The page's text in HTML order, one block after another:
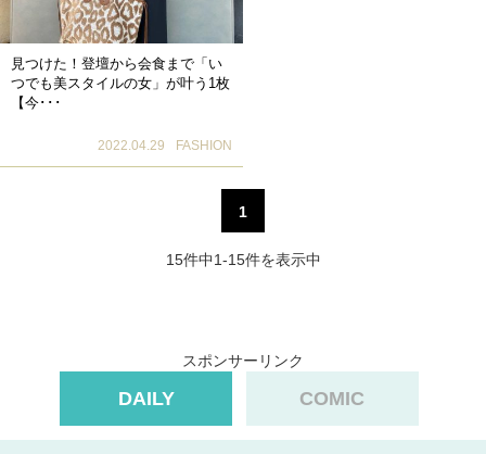
見つけた！登壇から会食まで「い
つでも美スタイルの女」が叶う1枚
【今･･･
2022.04.29 FASHION
1
15件中1-15件を表示中
スポンサーリンク
DAILY COMIC